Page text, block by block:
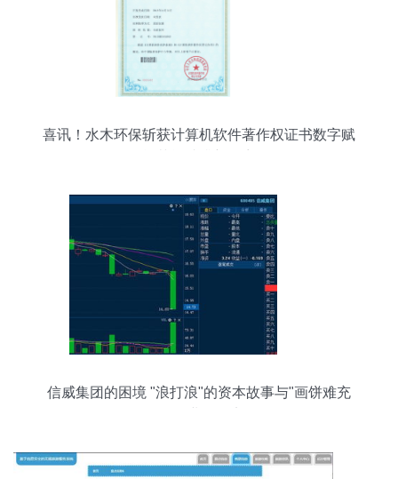
喜讯！水木环保斩获计算机软件著作权证书数字赋
信威集团的困境 "浪打浪"的资本故事与"画饼难充